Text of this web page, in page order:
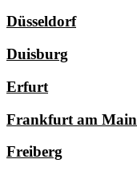
Düsseldorf
Duisburg
Erfurt
Frankfurt am Main
Freiberg